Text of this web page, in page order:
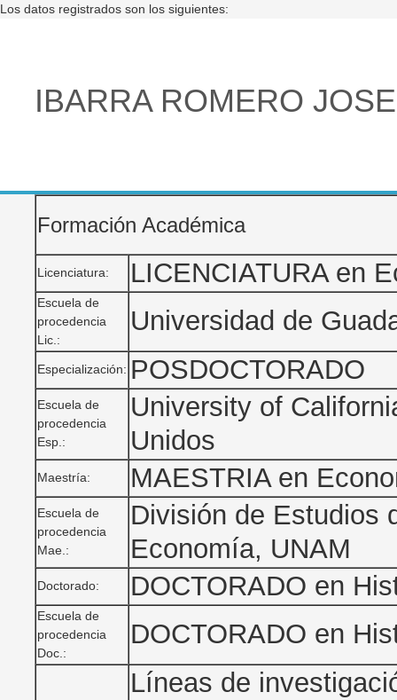
Los datos registrados son los siguientes:
IBARRA ROMERO
Formación Académica
Licenciatura: LICENCIATURA en
Escuela de
procedencia
Lic.:
Universidad de
Especialización: POSDOCTORADO
Escuela de
procedencia
Esp.:
University of
Unidos
Maestría: MAESTRIA en
Escuela de
procedencia
Mae.:
División de Estudios
Economía, UNAM
Doctorado: DOCTORADO en
Escuela de
procedencia
Doc.:
DOCTORADO en
Líneas de